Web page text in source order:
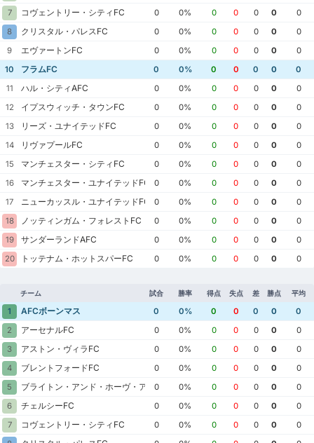
7
コヴェントリー・シティFC 0 0% 0 0 0 0
0
8
クリスタル・パレスFC 0 0% 0 0 0 0
0
9
エヴァートンFC 0 0% 0 0 0 0
0
10
フラムFC 0 0% 0 0 0 0
0
11
ハル・シティAFC 0 0% 0 0 0 0
0
12
イプスウィッチ・タウンFC 0 0% 0 0 0 0
0
13
リーズ・ユナイテッドFC 0 0% 0 0 0 0
0
14
リヴァプールFC 0 0% 0 0 0 0
0
15
マンチェスター・シティFC 0 0% 0 0 0 0
0
16
マンチェスター・ユナイテッドFC 0 0% 0 0 0 0
0
17
ニューカッスル・ユナイテッドFC 0 0% 0 0 0 0
0
18
ノッティンガム・フォレストFC 0 0% 0 0 0 0
0
19
サンダーランドAFC 0 0% 0 0 0 0
0
20
トッテナム・ホットスパーFC 0 0% 0 0 0 0 0
チーム 試合 勝率 得点 失点 差 勝点 平均
1 AFCボーンマス 0 0% 0 0 0 0
0
2
アーセナルFC 0 0% 0 0 0 0
0
3
アストン・ヴィラFC 0 0% 0 0 0 0
0
4
ブレントフォードFC 0 0% 0 0 0 0
0
5
ブライトン・アンド・ホーヴ・アルビオンFC
0 0% 0 0 0 0
0
6
チェルシーFC 0 0% 0 0 0 0
0
7
コヴェントリー・シティFC 0 0% 0 0 0 0
0